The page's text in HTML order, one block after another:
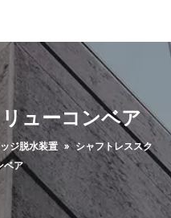
ューコンベア
ジ脱水装置 » シャフトレススク
ベア